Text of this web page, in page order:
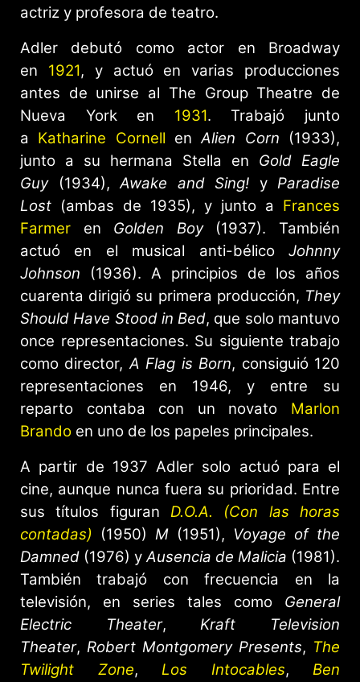
actriz y profesora de teatro.
Adler debutó como actor en Broadway
en 1921, y actuó en varias producciones
antes de unirse al The Group Theatre de
Nueva York en 1931. Trabajó junto
a Katharine Cornell enAlien Corn (1933),
junto a su hermana Stella en Gold Eagle
Guy(1934),Awake and Sing! y Paradise
Lost (ambas de 1935), y junto a Frances
Farmer en Golden Boy(1937). También
actuó en el musical anti-bélico Johnny
Johnson (1936). A principios de los años
cuarenta dirigió su primera producción, They
Should Have Stood in Bed, que solo mantuvo
once representaciones. Su siguiente trabajo
como director,A Flag is Born, consiguió 120
representaciones en 1946, y entre su
reparto contaba con un novato Marlon
Brando en uno de los papeles principales.
A partir de 1937 Adler solo actuó para el
cine, aunque nunca fuera su prioridad. Entre
sus títulos figuran D.O.A. (Con las horas
contadas) (1950) M (1951), Voyage of the
Damned (1976) yAusencia de Malicia (1981).
También trabajó con frecuencia en la
televisión, en series tales como General
Electric Theater,Kraft Television
Theater, Robert Montgomery Presents, The
Twilight Zone, Los Intocables, Ben